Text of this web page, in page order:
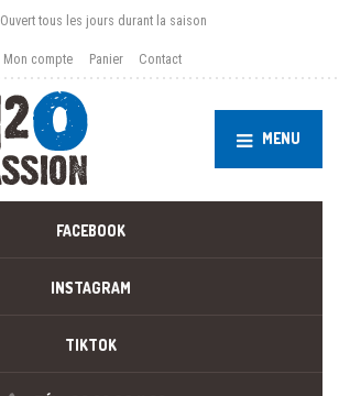
Ouvert tous les jours durant la saison
Mon compte Panier Contact
MENU
FACEBOOK
INSTAGRAM
TIKTOK